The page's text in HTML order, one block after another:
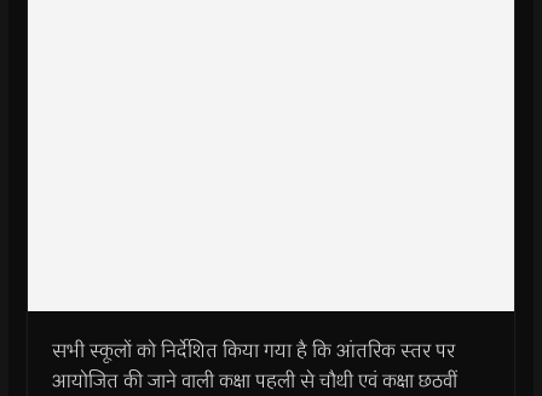
सभी स्कूलों को निर्देशित किया गया है कि आंतरिक स्तर पर
आयोजित की जाने वाली कक्षा पहली से चौथी एवं कक्षा छठवीं